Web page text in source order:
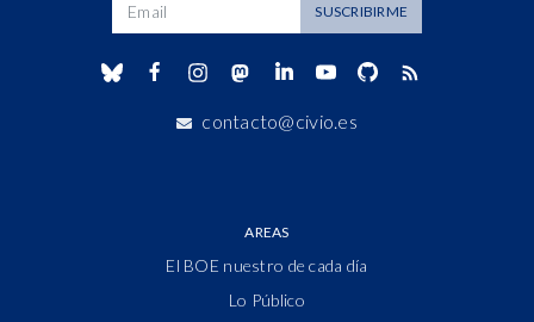
SUSCRIBIRME
contacto@civio.es
AREAS
El BOE nuestro de cada día
Lo Público